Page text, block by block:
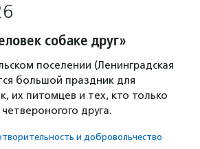
собаке друг»
поселении (Ленинградская
большой праздник для
их питомцев и тех, кто только
друга.
и доброволь­чест­во